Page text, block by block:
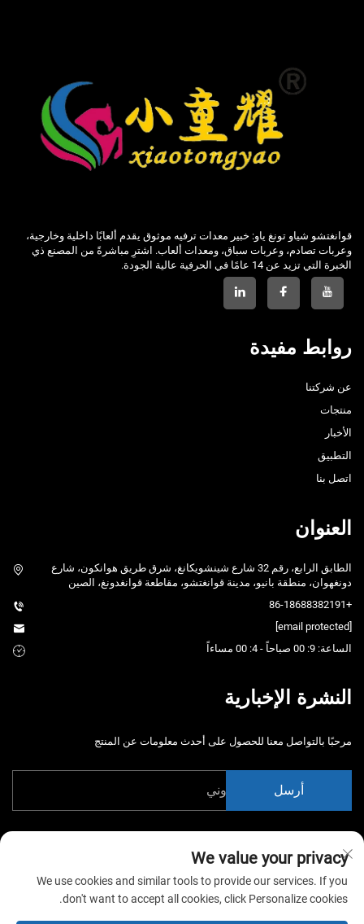
قوانغتشو شياو تونغ ياو: خبير معدات ترفيه موثوق يقدم ألعابًا داخلية وخارجية،
وعربات تصادم، وعربات سباق، ومعدات ألعاب. اشترِ مباشرةً من المصنع ذي
الخبرة التي تزيد عن 14 عامًا في الحرفية عالية الجودة.
روابط مفيدة
عن شركتنا
منتجات
الأخبار
التطبيق
اتصل بنا
العنوان
الطابق الرابع، رقم 32 شارع شينشويكانغ، شرق طريق هوانكون، شارع
دونغهوان، منطقة بانيو، مدينة قوانغتشو، مقاطعة قوانغدونغ، الصين
+86-18688382191
الساعة: 9: 00 صباحاً - 4: 00 مساءاً
النشرة الإخبارية
مرحبًا بالتواصل معنا للحصول على أحدث معلومات عن المنتج
أرسل
حقوق الت COPYRIGHT © 2026 شركة الصين قوانغتشو شياوتونغياو لمعدات
We value your privacy
We use cookies and similar tools to provide our services. If you
don't want to accept all cookies, click Personalize cookies.